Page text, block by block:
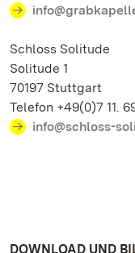
Schloss Solitude
Solitude 1
70197 Stuttgart
Telefon +49(0)7 11.
info@schloss-
DOWNLOAD UND